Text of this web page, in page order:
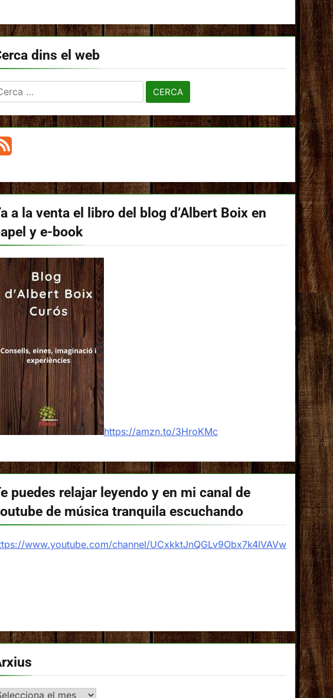
dins el web
a la venta el libro del blog d’Albert Boix en
y e-book
https://amzn.to/3HroKMc
puedes relajar leyendo y en mi canal de
de música tranquila escuchando
www.youtube.com/channel/UCxkktJnQGLv9Obx7k4IVAVw